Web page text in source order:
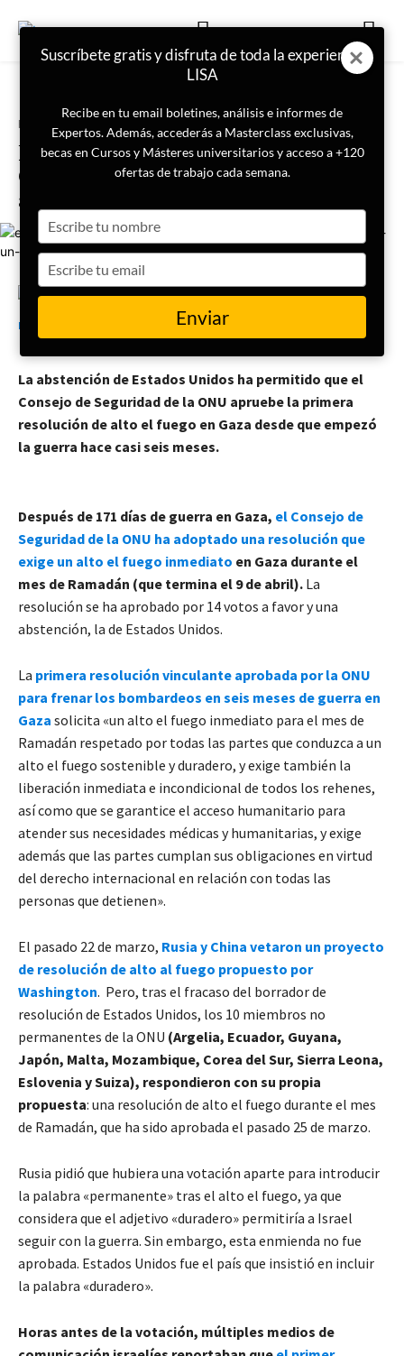
Portada
El Consejo de Seguridad de la
ONU aprueba por primera vez un
alto al fuego en Gaza
La abstención de Estados Unidos ha permitido que el
Consejo de Seguridad de la ONU apruebe la primera
resolución de alto el fuego en Gaza desde que empezó
la guerra hace casi seis meses.
Después de 171 días de guerra en Gaza, el Consejo de
Seguridad de la ONU ha adoptado una resolución que
exige un alto el fuego inmediato en Gaza durante el
mes de Ramadán (que termina el 9 de abril). La
resolución se ha aprobado por 14 votos a favor y una
abstención, la de Estados Unidos.
La primera resolución vinculante aprobada por la ONU
para frenar los bombardeos en seis meses de guerra en
Gaza solicita «un alto el fuego inmediato para el mes de
Ramadán respetado por todas las partes que conduzca a un
alto el fuego sostenible y duradero, y exige también la
liberación inmediata e incondicional de todos los rehenes,
así como que se garantice el acceso humanitario para
atender sus necesidades médicas y humanitarias, y exige
además que las partes cumplan sus obligaciones en virtud
del derecho internacional en relación con todas las
personas que detienen».
El pasado 22 de marzo, Rusia y China vetaron un proyecto
de resolución de alto al fuego propuesto por
Washington. Pero, tras el fracaso del borrador de
resolución de Estados Unidos, los 10 miembros no
permanentes de la ONU (Argelia, Ecuador, Guyana,
Japón, Malta, Mozambique, Corea del Sur, Sierra Leona,
Eslovenia y Suiza), respondieron con su propia
propuesta: una resolución de alto el fuego durante el mes
de Ramadán, que ha sido aprobada el pasado 25 de marzo.
Rusia pidió que hubiera una votación aparte para introducir
la palabra «permanente» tras el alto el fuego, ya que
considera que el adjetivo «duradero» permitiría a Israel
seguir con la guerra. Sin embargo, esta enmienda no fue
aprobada. Estados Unidos fue el país que insistió en incluir
la palabra «duradero».
Horas antes de la votación, múltiples medios de
Suscríbete gratis y disfruta de toda la experiencia
LISA
Recibe en tu email boletines, análisis e informes de
Expertos. Además, accederás a Masterclass exclusivas,
becas en Cursos y Másteres universitarios y acceso a +120
ofertas de trabajo cada semana.
your
name
your
email
Enviar